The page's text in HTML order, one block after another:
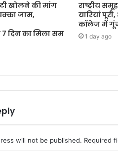
खोलने की मांग
जाम,
7 दिन का मिला सम
राष्ट्रीय
यारियां
कॉलेज में
1 day ago
will not be published. Required